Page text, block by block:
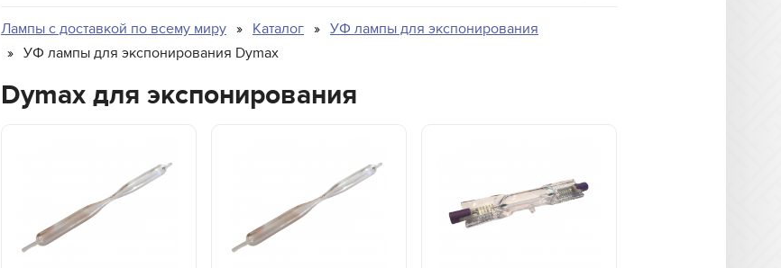
Лампы с доставкой по всему миру Каталог
УФ лампы для экспонирования
УФ лампы для экспонирования Dymax
Dymax для экспонирования